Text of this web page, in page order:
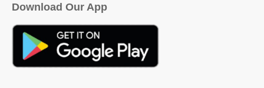
Download Our App